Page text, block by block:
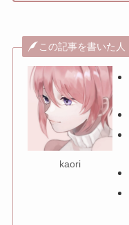
この記事を書いた人
kaori